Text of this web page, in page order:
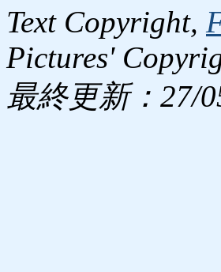
Text Copyright,
Pictures'
最終更新：27/